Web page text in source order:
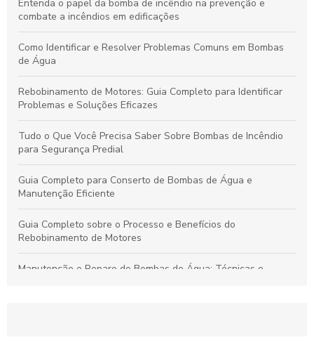
Entenda o papel da bomba de incêndio na prevenção e
combate a incêndios em edificações
Como Identificar e Resolver Problemas Comuns em Bombas
de Água
Rebobinamento de Motores: Guia Completo para Identificar
Problemas e Soluções Eficazes
Tudo o Que Você Precisa Saber Sobre Bombas de Incêndio
para Segurança Predial
Guia Completo para Conserto de Bombas de Água e
Manutenção Eficiente
Guia Completo sobre o Processo e Benefícios do
Rebobinamento de Motores
Manutenção e Reparo de Bombas de Água: Técnicas e